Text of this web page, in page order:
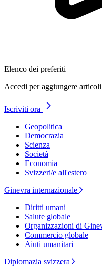
Elenco dei preferiti
Accedi per aggiungere
Iscriviti ora
Geopolitica
Democrazia
Scienza
Società
Economia
Svizzeri/e all'estero
Ginevra internazionale
Diritti umani
Salute globale
Organizzazioni di
Commercio globale
Aiuti umanitari
Diplomazia svizzera